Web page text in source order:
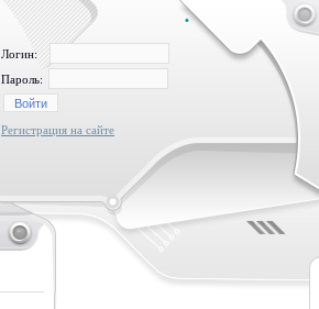
•
Логин:
Пароль:
Регистрация на сайте